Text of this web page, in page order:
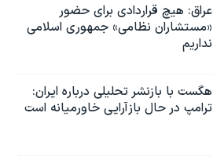
عراق: هیچ قراردادی برای حضور
«مستشاران نظامی» جمهوری اسلامی
نداریم
هگست با بازنشر تحلیلی درباره ایران:
ترامپ در حال بازآرایی خاورمیانه است